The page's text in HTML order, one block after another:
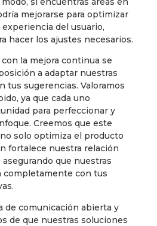
mejorarse para optimizar
del usuario,
hacer los ajustes necesarios.
la mejora continua se
a adaptar nuestras
tus sugerencias. Valoramos
ya que cada uno
para perfeccionar y
Creemos que este
solo optimiza el producto
fortalece nuestra relación
que nuestras
completamente con tus
de comunicación abierta y
de que nuestras soluciones